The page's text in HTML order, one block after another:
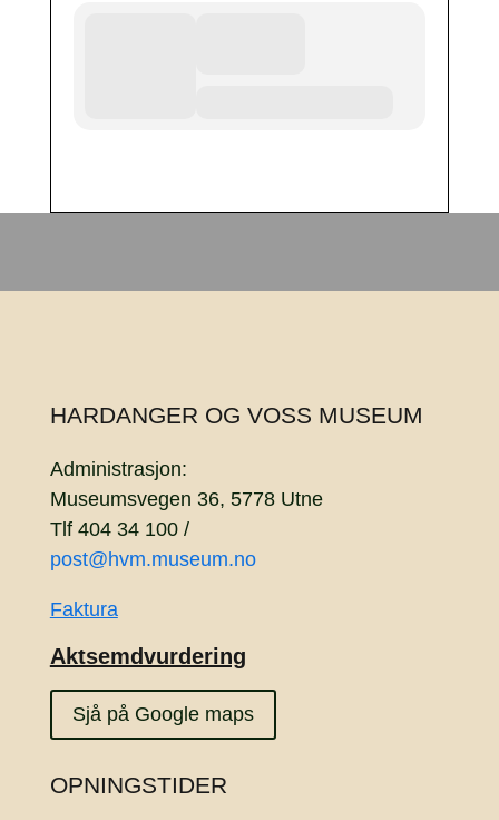
HARDANGER OG VOSS MUSEUM
Administrasjon:
Museumsvegen 36, 5778 Utne
Tlf 404 34 100 /
post@hvm.museum.no
Faktura
Aktsemdvurdering
Sjå på Google maps
OPNINGSTIDER